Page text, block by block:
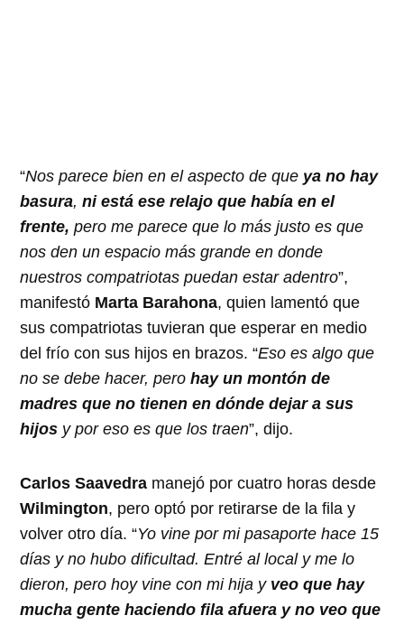
“Nos parece bien en el aspecto de que ya no hay
basura,ni está ese relajo que había en el
frente, pero me parece que lo más justo es que
nos den un espacio más grande en donde
nuestros compatriotas puedan estar adentro”,
manifestó Marta Barahona, quien lamentó que
sus compatriotas tuvieran que esperar en medio
del frío con sus hijos en brazos. “Eso es algo que
no se debe hacer, perohay un montón de
madres que no tienen en dónde dejar a sus
hijos y por eso es que los traen”, dijo.
Carlos Saavedra manejó por cuatro horas desde
Wilmington, pero optó por retirarse de la fila y
volver otro día. “Yo vine por mi pasaporte hace 15
días y no hubo dificultad. Entré al local y me lo
dieron, pero hoy vine con mi hija y veo que hay
mucha gente haciendo fila afuera y no veo que